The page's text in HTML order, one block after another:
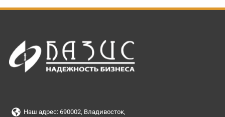
Наш адрес: 690002, Владивосток,